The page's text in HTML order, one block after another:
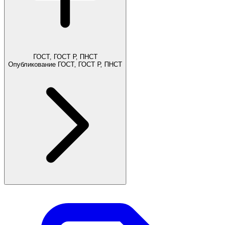
ГОСТ, ГОСТ Р, ПНСТ
Опубликование ГОСТ, ГОСТ Р, ПНСТ